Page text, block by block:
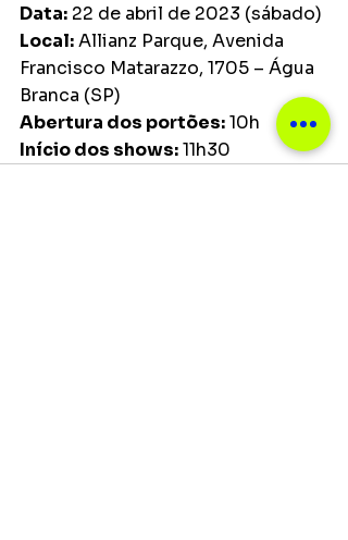
Data: 22 de abril de 2023 (sábado)
Local: Allianz Parque, Avenida
Francisco Matarazzo, 1705 – Água
Branca (SP)
Abertura dos portões: 10h
Início dos shows: 11h30